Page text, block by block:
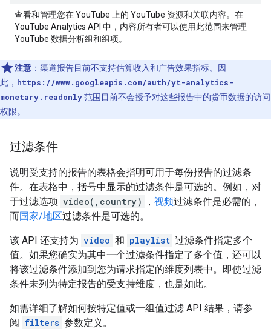
查看和管理您在 YouTube 上的 YouTube 资源和关联内容。在
YouTube Analytics API 中，内容所有者可以使用此范围来管理
YouTube 数据分析组和组项。
注意 ：渠道报告目前不支持估算收入和广告效果指标。因
此， https://www.googleapis.com/auth/yt-analytics-
monetary.readonly范围目前不会授予对这些报告中的货币数据的访问
权限。
过滤条件
说明受支持的报告的表格会指明可用于每份报告的过滤条
件。在表格中，括号中显示的过滤条件是可选的。例如，对
于过滤选项 video(,country) ， 视频过滤条件是必需的，
而国家/地区过滤条件是可选的。
该 API 还支持为 video 和 playlist 过滤条件指定多个
值。如果您确实为其中一个过滤条件指定了多个值，还可以
将该过滤条件添加到您为请求指定的维度列表中。即使过滤
条件未列为特定报告的受支持维度，也是如此。
如需详细了解如何按特定值或一组值过滤 API 结果，请参
阅 filters 参数定义。